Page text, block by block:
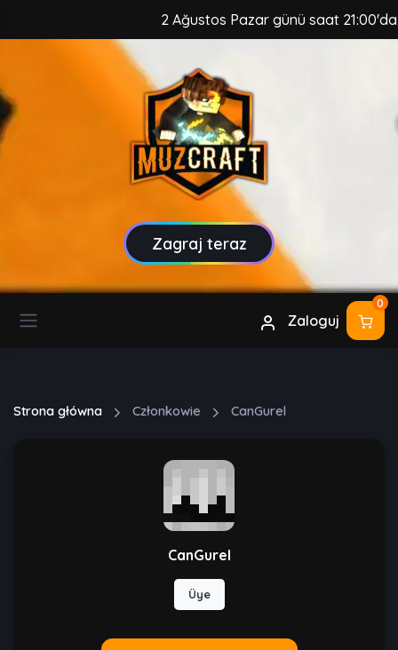
2 Ağustos Pazar günü saat
Zagraj teraz
Zaloguj
0
Strona główna Członkowie CanGurel
CanGurel
Üye